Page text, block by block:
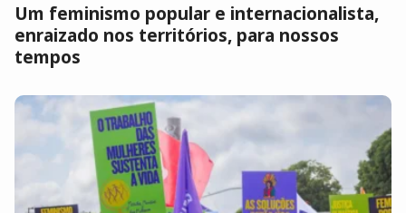
Um feminismo popular e internacionalista,
enraizado nos territórios, para nossos
tempos